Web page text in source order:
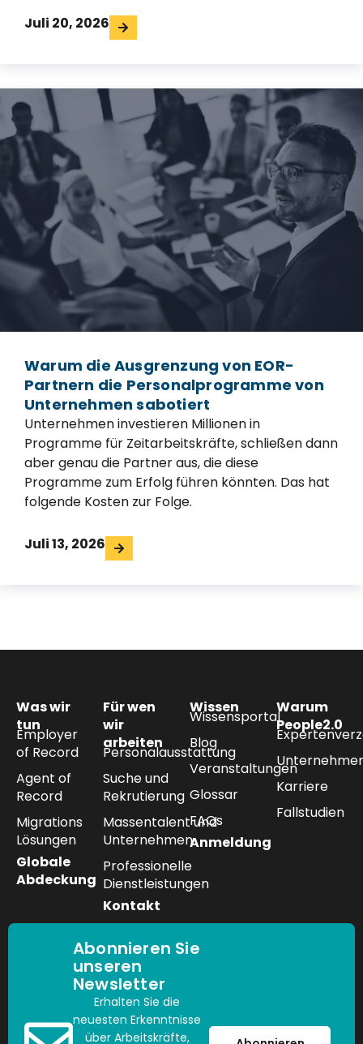
Juli 20, 2026
Warum die Ausgrenzung von EOR-
Partnern die Personalprogramme von
Unternehmen sabotiert
Unternehmen investieren Millionen in
Programme für Zeitarbeitskräfte, schließen dann
aber genau die Partner aus, die diese
Programme zum Erfolg führen könnten. Das hat
folgende Kosten zur Folge.
Juli 13, 2026
Was wir
tun
Employer
of Record
Agent of
Record
Migrations
Lösungen
Globale
Abdeckung
Für wen
wir
arbeiten
Personalausstattung
Suche und
Rekrutierung
Massentalent und
Unternehmen
Professionelle
Dienstleistungen
Kontakt
Wissen
Wissensportal
Blog
Veranstaltungen
Glossar
FAQs
Anmeldung
Warum
People2.0
Karriere
Fallstudien
Abonnieren Sie
unseren
Newsletter
Erhalten Sie die
neuesten Erkenntnisse
über Arbeitskräfte,